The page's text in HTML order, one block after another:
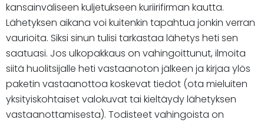
kansainväliseen kuljetukseen kuriirifirman kautta.
Lähetyksen aikana voi kuitenkin tapahtua jonkin verran
vaurioita. Siksi sinun tulisi tarkastaa lähetys heti sen
saatuasi. Jos ulkopakkaus on vahingoittunut, ilmoita
siitä huolitsijalle heti vastaanoton jälkeen ja kirjaa ylös
paketin vastaanottoa koskevat tiedot (ota mieluiten
yksityiskohtaiset valokuvat tai kieltäydy lähetyksen
vastaanottamisesta). Todisteet vahingoista on